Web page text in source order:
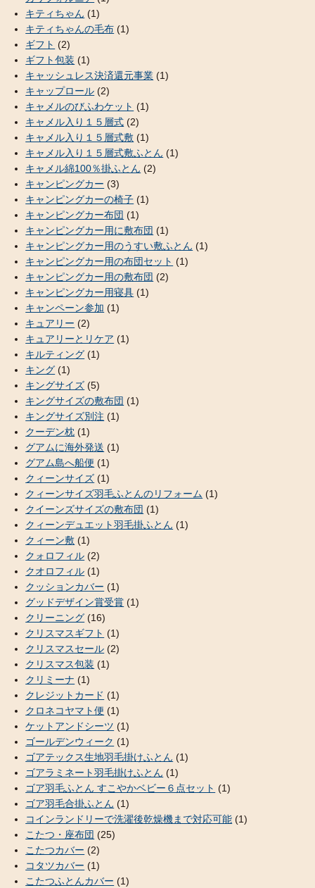
キティちゃん (1)
キティちゃんの毛布 (1)
ギフト (2)
ギフト包装 (1)
キャッシュレス決済還元事業 (1)
キャップロール (2)
キャメルのびふわケット (1)
キャメル入り１５層式 (2)
キャメル入り１５層式敷 (1)
キャメル入り１５層式敷ふとん (1)
キャメル綿100％掛ふとん (2)
キャンピングカー (3)
キャンピングカーの椅子 (1)
キャンピングカー布団 (1)
キャンピングカー用に敷布団 (1)
キャンピングカー用のうすい敷ふとん (1)
キャンピングカー用の布団セット (1)
キャンピングカー用の敷布団 (2)
キャンピングカー用寝具 (1)
キャンペーン参加 (1)
キュアリー (2)
キュアリーとリケア (1)
キルティング (1)
キング (1)
キングサイズ (5)
キングサイズの敷布団 (1)
キングサイズ別注 (1)
クーデン枕 (1)
グアムに海外発送 (1)
グアム島へ船便 (1)
クィーンサイズ (1)
クィーンサイズ羽毛ふとんのリフォーム (1)
クイーンズサイズの敷布団 (1)
クィーンデュエット羽毛掛ふとん (1)
クィーン敷 (1)
クォロフィル (2)
クオロフィル (1)
クッションカバー (1)
グッドデザイン賞受賞 (1)
クリーニング (16)
クリスマスギフト (1)
クリスマスセール (2)
クリスマス包装 (1)
クリミーナ (1)
クレジットカード (1)
クロネコヤマト便 (1)
ケットアンドシーツ (1)
ゴールデンウィーク (1)
ゴアテックス生地羽毛掛けふとん (1)
ゴアラミネート羽毛掛けふとん (1)
ゴア羽毛ふとん すこやかベビー６点セット (1)
ゴア羽毛合掛ふとん (1)
コインランドリーで洗濯後乾燥機まで対応可能 (1)
こたつ・座布団 (25)
こたつカバー (2)
コタツカバー (1)
こたつふとんカバー (1)